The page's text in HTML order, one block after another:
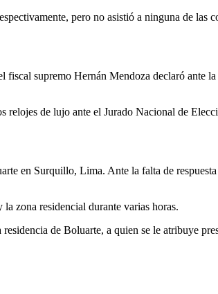
pero no asistió a ninguna de las
fiscal supremo Hernán Mendoza declaró ante
de lujo ante el Jurado Nacional de
en Surquillo, Lima. Ante la falta de
zona residencial durante varias horas.
de Boluarte, a quien se le atribuye